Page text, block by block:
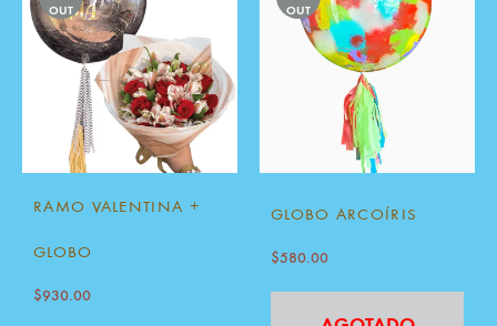
OUT
RAMO VALENTINA +
GLOBO
$930.00
OUT
GLOBO ARCOÍRIS
$580.00